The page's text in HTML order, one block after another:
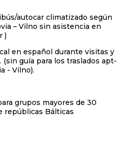
autocar climatizado según
– Vilno sin asistencia en
)
en español durante visitas y
guía para los traslados apt-
- Vilno).
grupos mayores de 30
repúblicas Bálticas